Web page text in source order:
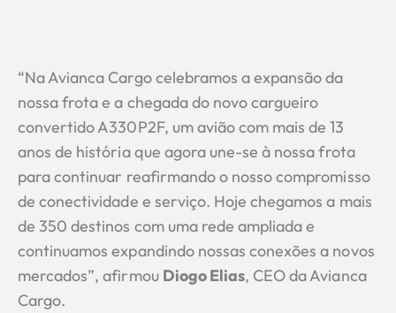
“Na Avianca Cargo celebramos a expansão da
nossa frota e a chegada do novo cargueiro
convertido A330P2F, um avião com mais de 13
anos de história que agora une-se à nossa frota
para continuar reafirmando o nosso compromisso
de conectividade e serviço. Hoje chegamos a mais
de 350 destinos com uma rede ampliada e
continuamos expandindo nossas conexões a novos
mercados”, afirmou Diogo Elias, CEO da Avianca
Cargo.